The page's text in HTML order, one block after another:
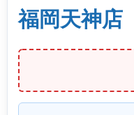
福岡天神店